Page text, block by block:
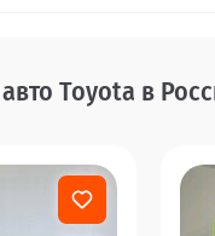
Toyota в